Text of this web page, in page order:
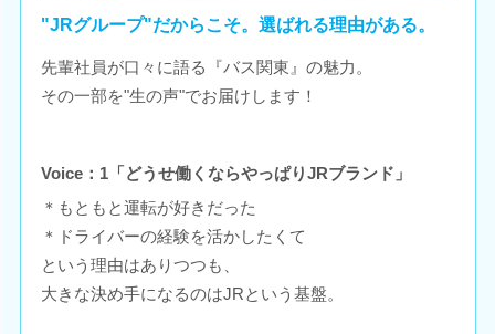
"JRグループ"だからこそ。選ばれる理由がある。
先輩社員が口々に語る『バス関東』の魅力。
その一部を"生の声"でお届けします！
Voice：1「どうせ働くならやっぱりJRブランド」
＊もともと運転が好きだった
＊ドライバーの経験を活かしたくて
という理由はありつつも、
大きな決め手になるのはJRという基盤。